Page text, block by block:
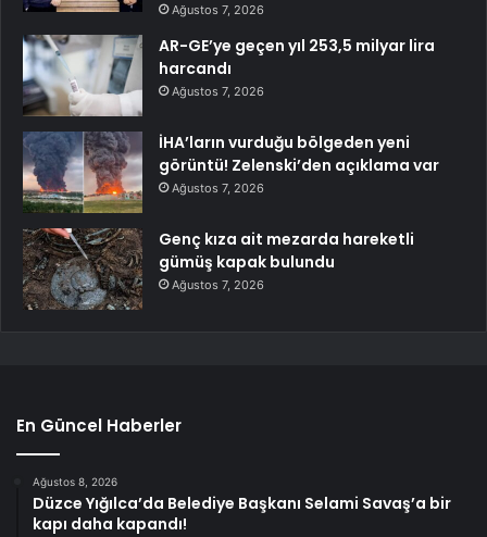
Ağustos 7, 2026
AR-GE’ye geçen yıl 253,5 milyar lira
harcandı
Ağustos 7, 2026
İHA’ların vurduğu bölgeden yeni
görüntü! Zelenski’den açıklama var
Ağustos 7, 2026
Genç kıza ait mezarda hareketli
gümüş kapak bulundu
Ağustos 7, 2026
En Güncel Haberler
Ağustos 8, 2026
Düzce Yığılca’da Belediye Başkanı Selami Savaş’a bir
kapı daha kapandı!